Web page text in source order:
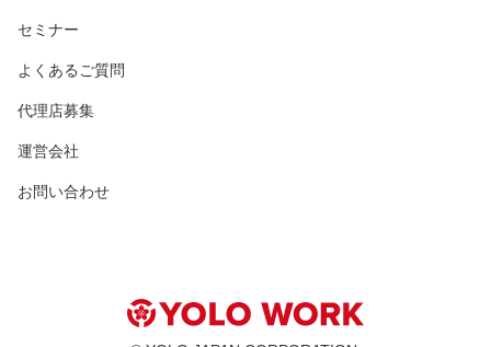
セミナー
よくあるご質問
代理店募集
運営会社
お問い合わせ